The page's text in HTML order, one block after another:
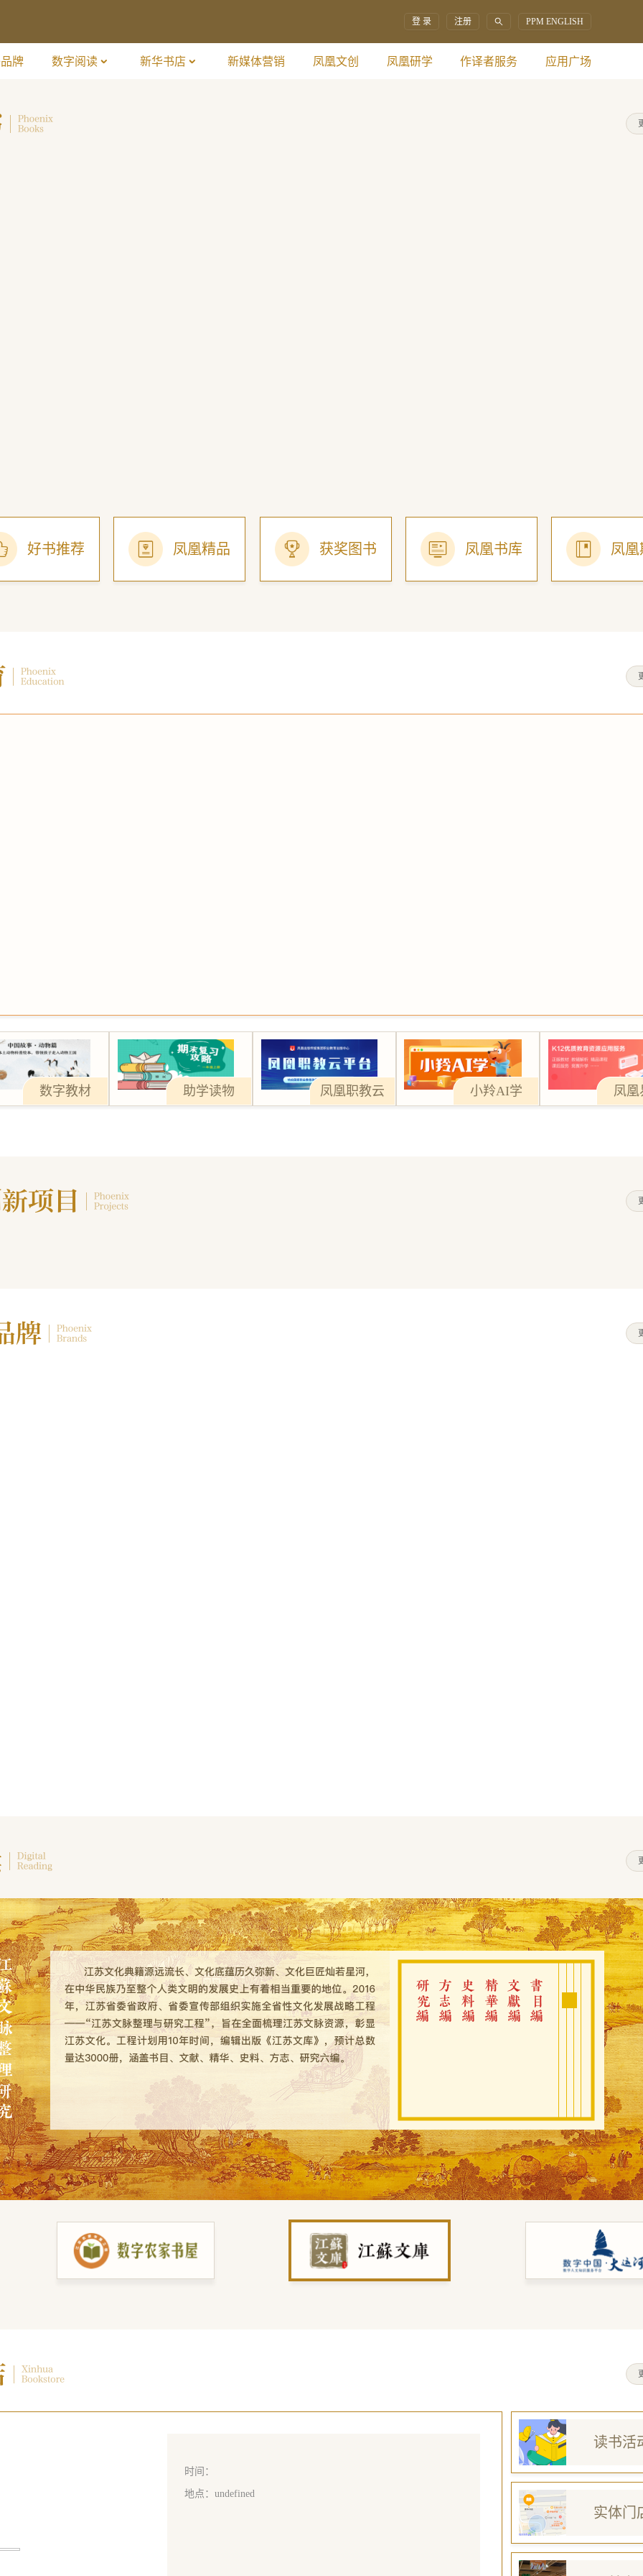
登 录 注册 PPM ENGLISH
牌 数字阅读 新华书店 新媒体营销 凤凰文创 凤凰研学 作译者服务 应用广场
好书推荐 凤凰精品 获奖图书 凤凰书库 凤凰
数字教材 助学读物 凤凰职教云 小羚AI学 凤凰
时间：
地点：undefined
读书活
实体门